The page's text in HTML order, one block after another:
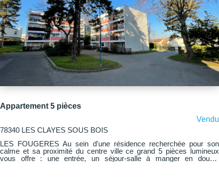
Appartement 5 pièces
Vendu
78340 LES CLAYES SOUS BOIS
LES FOUGERES Au sein d'une résidence recherchée pour son
calme et sa proximité du centre ville ce grand 5 pièces lumineux
vous offre : une entrée, un séjour-salle à manger en double